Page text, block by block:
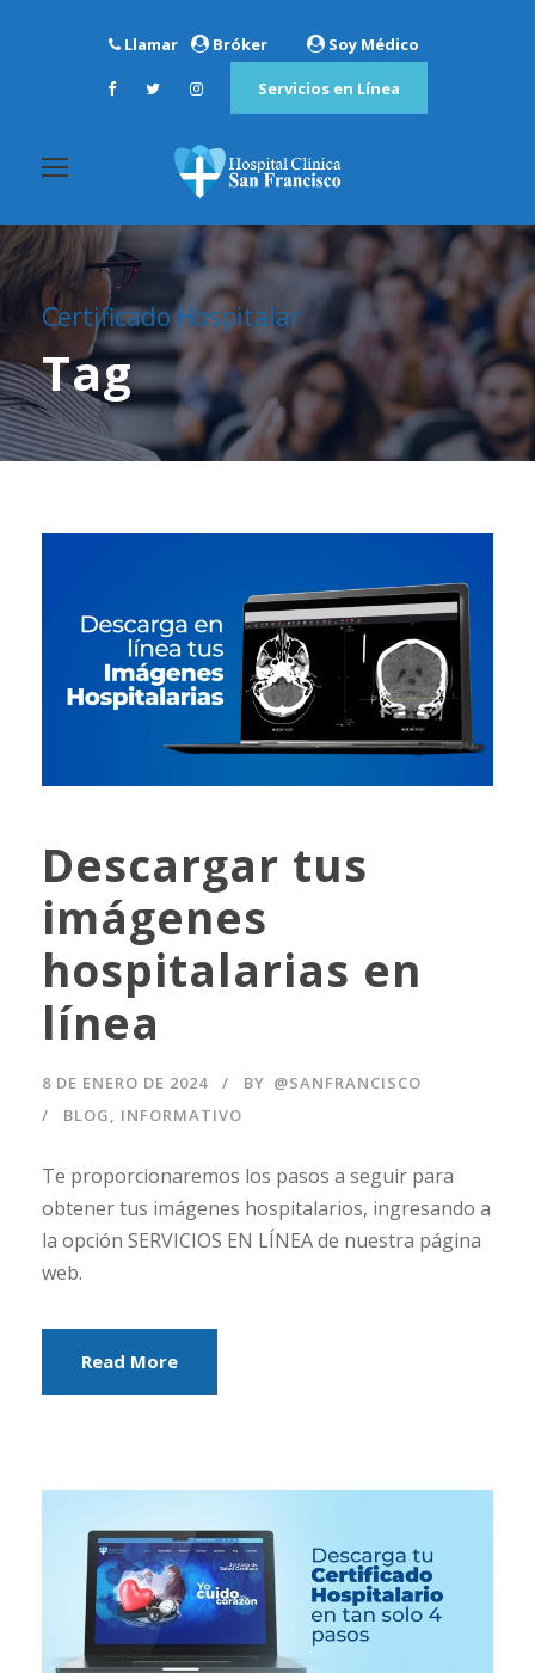
Llamar Bróker Soy Médico
Servicios en Línea
Certificado Hospitalar
Tag
Descargar tus
imágenes
hospitalarias en
línea
8 DE ENERO DE 2024 BY @SANFRANCISCO
BLOG, INFORMATIVO
Te proporcionaremos los pasos a seguir para
obtener tus imágenes hospitalarios, ingresando a
la opción SERVICIOS EN LÍNEA de nuestra página
web.
Read More